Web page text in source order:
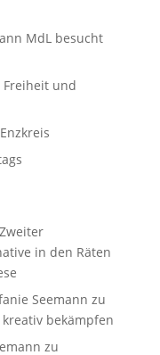
MdL besucht
Freiheit und
in den Räten
Seemann zu
bekämpfen
zu